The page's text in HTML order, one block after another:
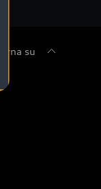
Torna su